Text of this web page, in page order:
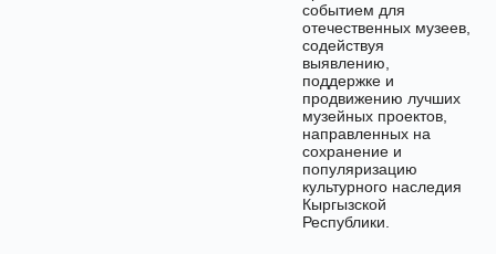
событием для
отечественных музеев,
содействуя
выявлению,
поддержке и
продвижению лучших
музейных проектов,
направленных на
сохранение и
популяризацию
культурного наследия
Кыргызской
Республики.